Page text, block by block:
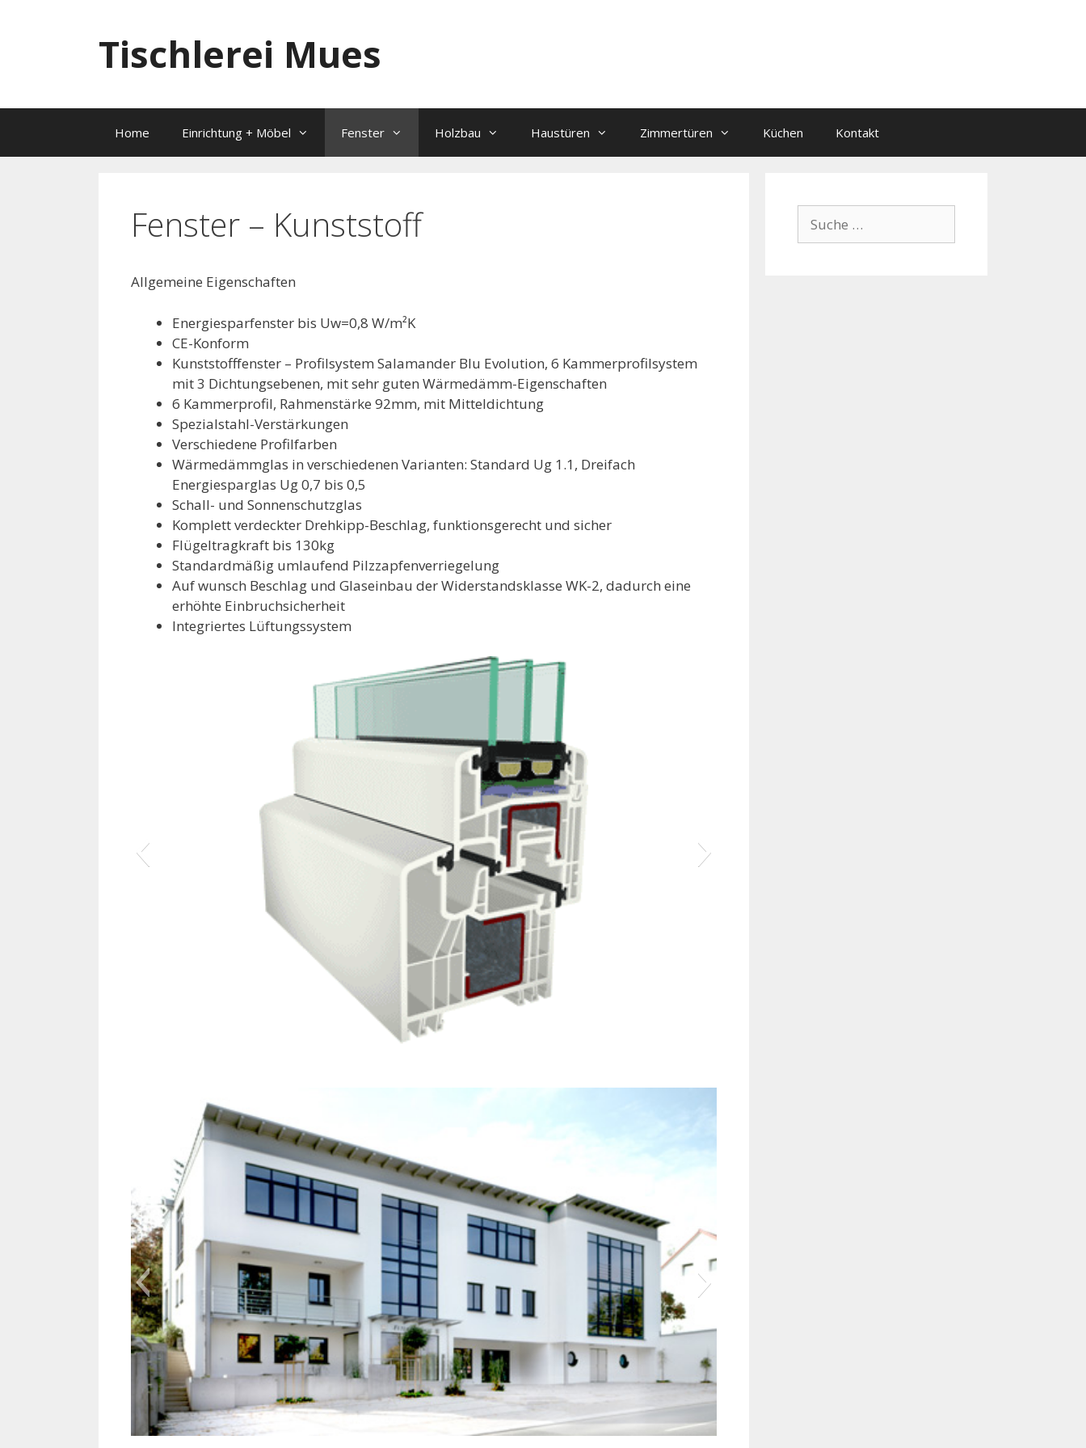
Tischlerei Mues
Home Einrichtung + Möbel Fenster Holzbau Haustüren Zimmertüren Küchen Kontakt
Fenster – Kunststoff
Allgemeine Eigenschaften
Energiesparfenster bis Uw=0,8 W/m²K
CE-Konform
Kunststofffenster – Profilsystem Salamander Blu Evolution, 6 Kammerprofilsystem
mit 3 Dichtungsebenen, mit sehr guten Wärmedämm-Eigenschaften
6 Kammerprofil, Rahmenstärke 92mm, mit Mitteldichtung
Spezialstahl-Verstärkungen
Verschiedene Profilfarben
Wärmedämmglas in verschiedenen Varianten: Standard Ug 1.1, Dreifach
Energiesparglas Ug 0,7 bis 0,5
Schall- und Sonnenschutzglas
Komplett verdeckter Drehkipp-Beschlag, funktionsgerecht und sicher
Flügeltragkraft bis 130kg
Standardmäßig umlaufend Pilzzapfenverriegelung
Auf wunsch Beschlag und Glaseinbau der Widerstandsklasse WK-2, dadurch eine
erhöhte Einbruchsicherheit
Integriertes Lüftungssystem
nach: